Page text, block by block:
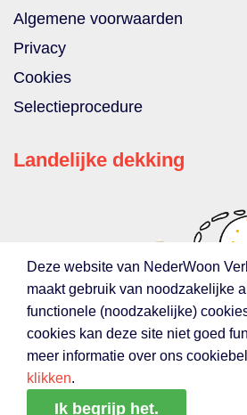
Algemene voorwaarden
Privacy
Cookies
Selectieprocedure
Landelijke dekking
Deze website van NederWoon
maakt gebruik van noodzakelijke
functionele (noodzakelijke)
cookies kan deze site niet goed
meer informatie over ons
klikken.
Ik begrijp het.